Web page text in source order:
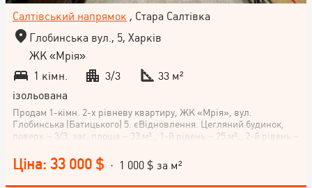
Салтівський напрямок , Стара Салтівка
Глобинська вул., 5, Харків
ЖК «Мрія»
1 кімн.
3/3
33 м²
ізольована
Продам 1-кімн. 2-х рівневу квартиру, ЖК «Мрія», вул.
Глобинська (Батицького) 5. єВідновлення. Цегляний будинок,
поверх – 3/3, заг. площа – 33 м²., 1-й рівень – 25 м²., 2-й рівень –
гардеробна, ванна. Продаж з меблями та технікою. У кроковій
доступності: ТРЦ "Французький бульвар", зупинка транспорту.
Продаж у зв'язку із переїздом. Можна придбати за сертифікатом
Ціна: 33 000 $ · 1 000 $ за м²